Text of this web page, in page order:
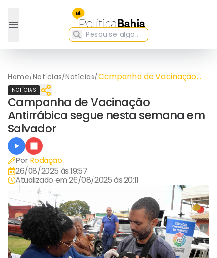
Home/Notícias/Notícias/Campanha de Vacinação
Antirrábica segue nesta
semana em Salvador
NOTÍCIAS
Campanha de Vacinação
Antirrábica segue nesta semana em
Salvador
Por Redação
26/08/2025 às 19:57
Atualizado em26/08/2025 às 20:11